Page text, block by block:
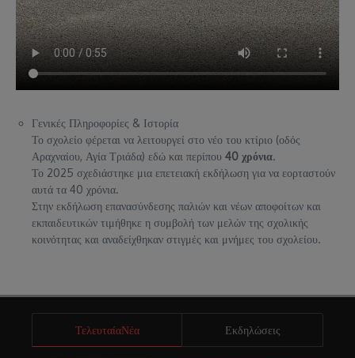
Γενικές Πληροφορίες & Ιστορία
Το σχολείο φέρεται να λειτουργεί στο νέο του κτίριο (οδός
Αραχναίου, Αγία Τριάδα) εδώ και περίπου 40 χρόνια.
Το 2025 σχεδιάστηκε μια επετειακή εκδήλωση για να εορταστούν
αυτά τα 40 χρόνια.
Στην εκδήλωση επανασύνδεσης παλιών και νέων αποφοίτων και
εκπαιδευτικών τιμήθηκε η συμβολή των μελών της σχολικής
κοινότητας και αναδείχθηκαν στιγμές και μνήμες του σχολείου.
ΤελευταίαΝέα Εκδηλώσεις